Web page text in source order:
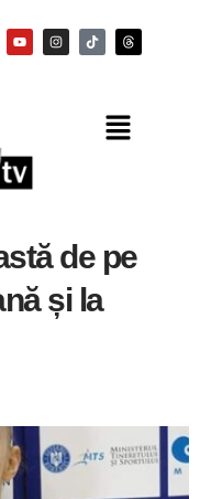
de pe
și la